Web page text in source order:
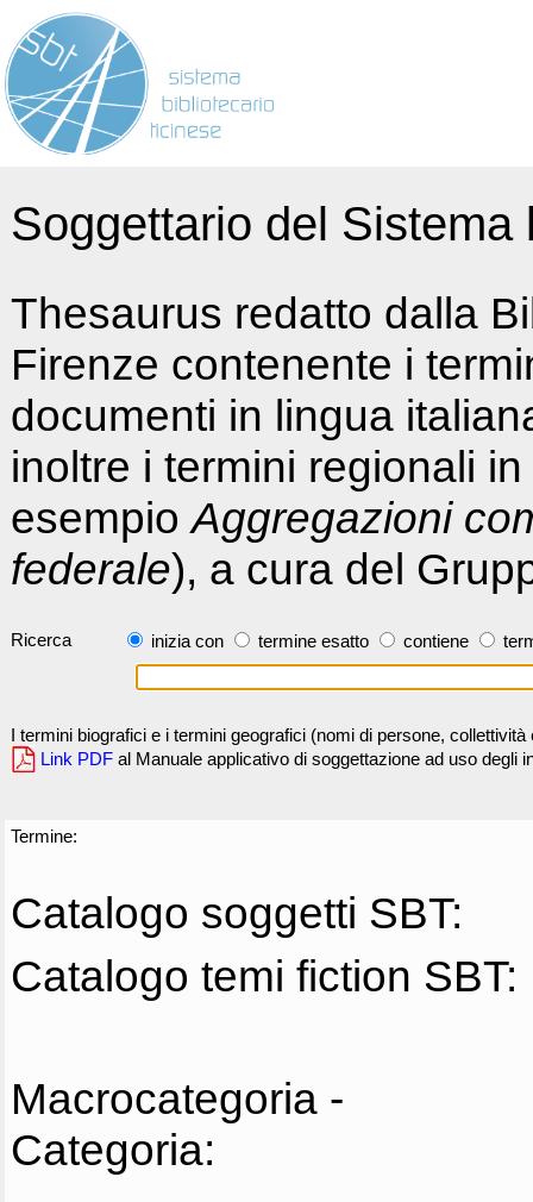
Soggettario del
Thesaurus redatto dalla
Firenze contenente i
documenti in lingua
inoltre i termini regionali
esempioAggregazioni
federale), a cura del
Ricerca inizia con termine esatto contiene
I termini biografici e i termini geografici (nomi di persone,
Link PDF al Manuale applicativo di soggettazione ad uso degli
Termine:
Catalogo soggetti SBT:
Catalogo temi fiction SBT:
Macrocategoria -
Categoria: